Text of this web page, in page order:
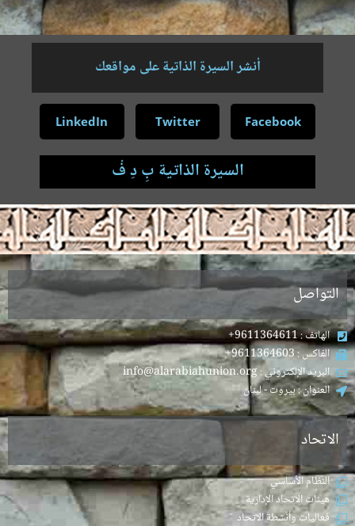
أنشر السيرة الذاتية على مواقعك
Facebook
Twitter
LinkedIn
السيرة الذاتية بِ دِ فْ
.
التواصل
الهاتف : 9611364611+
الفاكس : 9611364603+
البريد الإلكتروني : info@alarabiahunion.org
العنوان : بيروت - لبنان
الاتحاد
النظام الأساسي
هيئات الاتحاد الإدارية
فعاليات وأنشطة الاتحاد